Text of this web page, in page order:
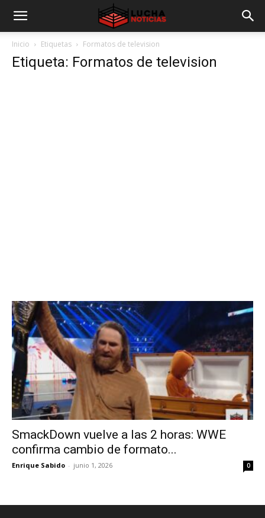
Inicio Etiquetas Formatos de television
Etiqueta: Formatos de television
SmackDown vuelve a las 2 horas: WWE
confirma cambio de formato...
Enrique Sabido - junio 1, 2026 0